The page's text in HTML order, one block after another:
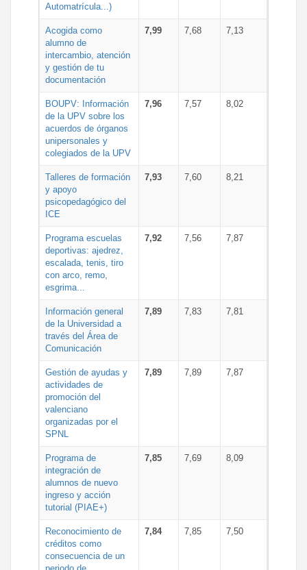
Automatrícula...)
Acogida como
alumno de
intercambio, atención
y gestión de tu
documentación
7,99 7,68 7,13
BOUPV: Información
de la UPV sobre los
acuerdos de órganos
unipersonales y
colegiados de la UPV
7,96 7,57 8,02
Talleres de formación
y apoyo
psicopedagógico del
ICE
7,93 7,60 8,21
Programa escuelas
deportivas: ajedrez,
escalada, tenis, tiro
con arco, remo,
esgrima...
7,92 7,56 7,87
Información general
de la Universidad a
través del Área de
Comunicación
7,89 7,83 7,81
Gestión de ayudas y
actividades de
promoción del
valenciano
organizadas por el
SPNL
7,89 7,89 7,87
Programa de
integración de
alumnos de nuevo
ingreso y acción
tutorial (PIAE+)
7,85 7,69 8,09
Reconocimiento de
créditos como
consecuencia de un
periodo de
7,84 7,85 7,50